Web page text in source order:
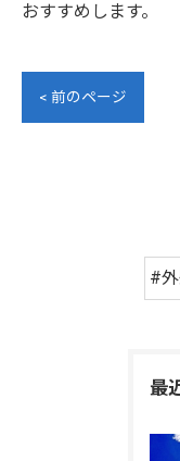
おすすめします。
< 前のページ
#
最